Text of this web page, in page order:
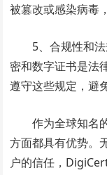
被篡改或感染病毒
5、合规性和
密和数字证书是法
遵守这些规定，避
作为全球知名
方面都具有优势。
户的信任，